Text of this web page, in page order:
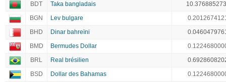
BDT
Taka bangladais
BGN
Lev bulgare
BHD
Dinar bahreïni
BMD
Bermudes Dollar
BRL
Real brésilien
BSD
Dollar des Bahamas